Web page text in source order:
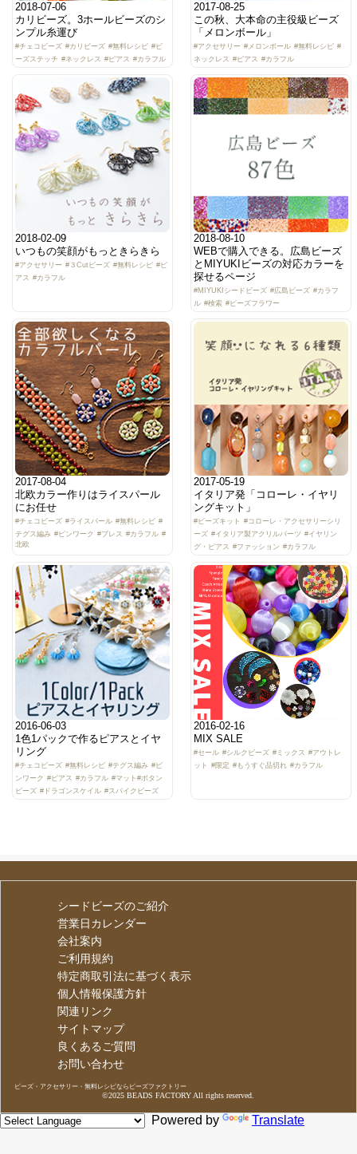
2018-07-06
カリビーズ。3ホールビーズのシ
ンプル糸運び
#チェコビーズ #カリビーズ #無料レシピ #ビ
ーズステッチ #ネックレス #ピアス #カラフル
2017-08-25
この秋、大本命の主役級ビーズ
「メロンボール」
#アクセサリー #メロンボール #無料レシピ #
ネックレス #ピアス #カラフル
2018-02-09
いつもの笑顔がもっときらきら
#アクセサリー #３Cutビーズ #無料レシピ #ピ
アス
#カラフル
2018-08-10
WEBで購入できる。広島ビーズ
とMIYUKIビーズの対応カラーを
探せるページ
#MIYUKIシードビーズ #広島ビーズ #カラフ
ル #検索 #ビーズフラワー
2017-08-04
北欧カラー作りはライスパール
にお任せ
#チェコビーズ #ライスパール #無料レシピ #
テグス編み #ピンワーク #ブレス #カラフル #
北欧
2017-05-19
イタリア発「コローレ・イヤリ
ングキット」
#ビーズキット
#コローレ・アクセサリーシリ
ーズ #イタリア製アクリルパーツ #イヤリン
グ・ピアス #ファッション #カラフル
2016-06-03
1色1パックで作るピアスとイヤ
リング
#チェコビーズ #無料レシピ #テグス編み #ピ
ンワーク #ピアス #カラフル #マット#ボタン
ビーズ #ドラゴンスケイル #スパイクビーズ
2016-02-16
MIX SALE
#セール #シルクビーズ #ミックス
#アウトレ
ット
#限定 #もうすぐ品切れ #カラフル
シードビーズのご紹介
営業日カレンダー
会社案内
ご利用規約
特定商取引法に基づく表示
個人情報保護方針
関連リンク
サイトマップ
良くあるご質問
お問い合わせ
ビーズ・アクセサリー・無料レシピならビーズファクトリー
©2025 BEADS FACTORY All rights reserved.
Powered by Translate